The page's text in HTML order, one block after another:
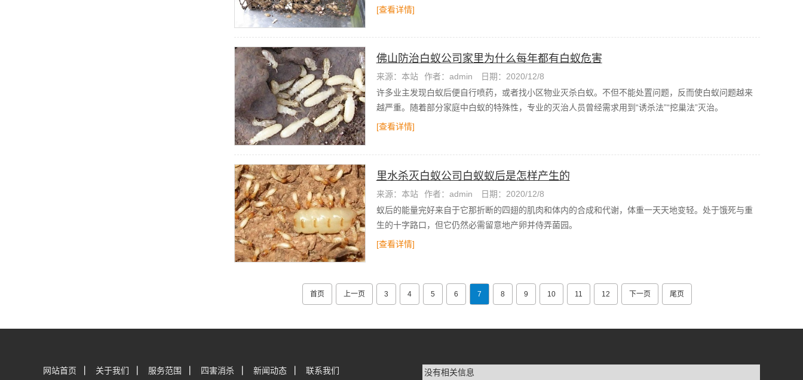
[查看详情]
佛山防治白蚁公司家里为什么每年都有白蚁危害
来源：本站 作者：admin
日期：2020/12/8
许多业主发现白蚁后便自行喷药，或者找小区物业灭杀白蚁。不但不能处置问题，反而使白蚁问题越来
越严重。随着部分家庭中白蚁的特殊性，专业的灭治人员曾经需求用到“诱杀法”“挖巢法”灭治。
[查看详情]
里水杀灭白蚁公司白蚁蚁后是怎样产生的
来源：本站 作者：admin
日期：2020/12/8
蚁后的能量完好来自于它那折断的四翅的肌肉和体内的合成和代谢，体重一天天地变轻。处于饿死与重
生的十字路口，但它仍然必需留意地产卵并侍弄菌园。
[查看详情]
首页 上一页 3 4 5 6 7 8 9 10 11 12 下一页 尾页
网站首页 关于我们 服务范围 四害消杀 新闻动态 联系我们 没有相关信息